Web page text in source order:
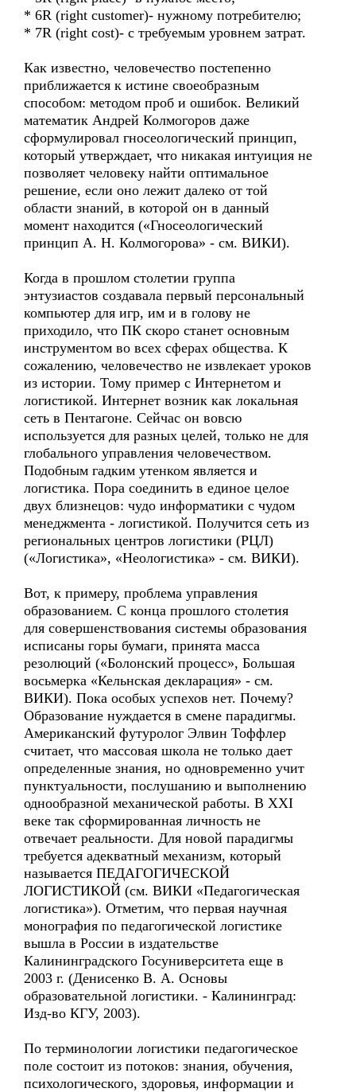
* 6R (right customer)- нужному потребителю;
* 7R (right cost)- с требуемым уровнем затрат.
Как известно, человечество постепенно
приближается к истине своеобразным
способом: методом проб и ошибок. Великий
математик Андрей Колмогоров даже
сформулировал гносеологический принцип,
который утверждает, что никакая интуиция не
позволяет человеку найти оптимальное
решение, если оно лежит далеко от той
области знаний, в которой он в данный
момент находится («Гносеологический
принцип А. Н. Колмогорова» - см. ВИКИ).
Когда в прошлом столетии группа
энтузиастов создавала первый персональный
компьютер для игр, им и в голову не
приходило, что ПК скоро станет основным
инструментом во всех сферах общества. К
сожалению, человечество не извлекает уроков
из истории. Тому пример с Интернетом и
логистикой. Интернет возник как локальная
сеть в Пентагоне. Сейчас он вовсю
используется для разных целей, только не для
глобального управления человечеством.
Подобным гадким утенком является и
логистика. Пора соединить в единое целое
двух близнецов: чудо информатики с чудом
менеджмента - логистикой. Получится сеть из
региональных центров логистики (РЦЛ)
(«Логистика», «Неологистика» - см. ВИКИ).
Вот, к примеру, проблема управления
образованием. С конца прошлого столетия
для совершенствования системы образования
исписаны горы бумаги, принята масса
резолюций («Болонский процесс», Большая
восьмерка «Кельнская декларация» - см.
ВИКИ). Пока особых успехов нет. Почему?
Образование нуждается в смене парадигмы.
Американский футуролог Элвин Тоффлер
считает, что массовая школа не только дает
определенные знания, но одновременно учит
пунктуальности, послушанию и выполнению
однообразной механической работы. В XXI
веке так сформированная личность не
отвечает реальности. Для новой парадигмы
требуется адекватный механизм, который
называется ПЕДАГОГИЧЕСКОЙ
ЛОГИСТИКОЙ (см. ВИКИ «Педагогическая
логистика»). Отметим, что первая научная
монография по педагогической логистике
вышла в России в издательстве
Калининградского Госуниверситета еще в
2003 г. (Денисенко В. А. Основы
образовательной логистики. - Калининград:
Изд-во КГУ, 2003).
По терминологии логистики педагогическое
поле состоит из потоков: знания, обучения,
психологического, здоровья, информации и